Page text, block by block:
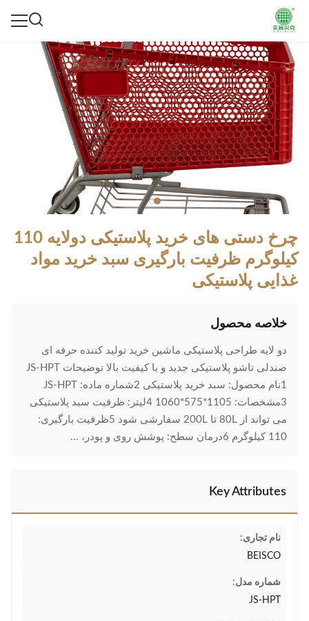
چرخ دستی های خرید پلاستیکی دولایه 110
کیلوگرم ظرفیت بارگیری سبد خرید مواد
غذایی پلاستیکی
خلاصه محصول
دو لایه طراحی پلاستیکی ماشین خرید تولید کننده حرفه ای
صندلی تاشو پلاستیکی جدید و با کیفیت بالا توضیحات JS-HPT
1نام محصول: سبد خرید پلاستیکی 2شماره ماده: JS-HPT
3مشخصات: 1105*575*1060 4لیتر: ظرفیت سبد پلاستیکی
می تواند از 80L تا 200L سفارشی شود 5ظرفیت بارگیری:
110 کيلوگرم 6درمان سطح: پوشش روی و پودر، ...
Key Attributes
نام تجاری:
BEISCO
شماره مدل:
JS-HPT